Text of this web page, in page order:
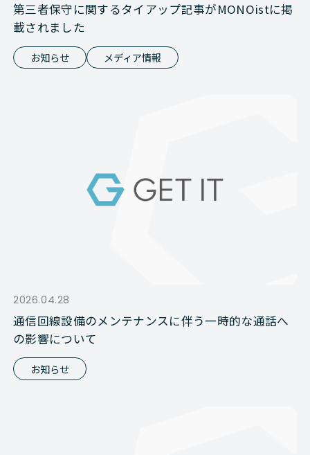
第三者保守に関するタイアップ記事がMONOistに掲
載されました
お知らせ メディア情報
2026.04.28
通信回線設備のメンテナンスに伴う一時的な通話へ
の影響について
お知らせ